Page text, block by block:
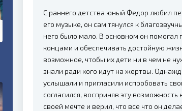
С раннего детства юный Федор любил
его музыке, он сам тянулся к
него было мало. В основном он помогал
концами и обеспечивать достойную
возможное, чтобы их дети ни в чем не
знали ради кого идут на жертвы.
услышали и пригласили испробовать
согласился, восприняв эту
своей мечте и верил, что все что он